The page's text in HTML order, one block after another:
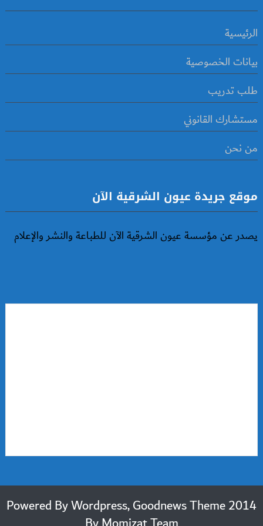
الرئيسية
بيانات الخصوصية
طلب تدريب
مستشارك القانوني
من نحن
موقع جريدة عيون الشرقية الآن
يصدر عن مؤسسة عيون الشرقية الآن للطباعة والنشر والإعلام
2014 Powered By Wordpress, Goodnews Theme